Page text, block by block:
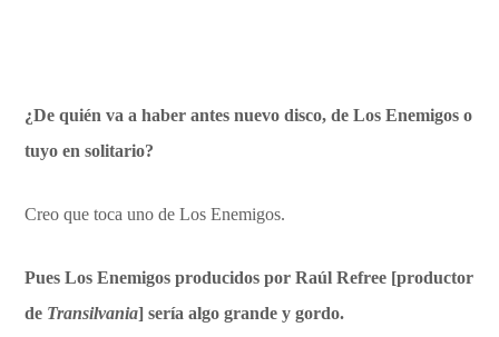
¿De quién va a haber antes nuevo disco, de Los Enemigos o
tuyo en solitario?
Creo que toca uno de Los Enemigos.
Pues Los Enemigos producidos por Raúl Refree [productor
de Transilvania] sería algo grande y gordo.